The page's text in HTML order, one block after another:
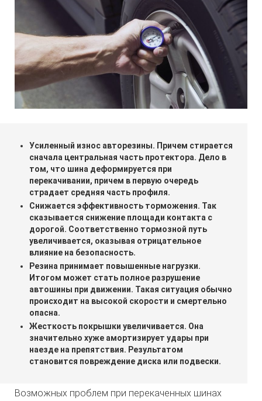
Усиленный износ авторезины. Причем стирается
сначала центральная часть протектора. Дело в
том, что шина деформируется при
перекачивании, причем в первую очередь
страдает средняя часть профиля.
Снижается эффективность торможения. Так
сказывается снижение площади контакта с
дорогой. Соответственно тормозной путь
увеличивается, оказывая отрицательное
влияние на безопасность.
Резина принимает повышенные нагрузки.
Итогом может стать полное разрушение
автошины при движении. Такая ситуация обычно
происходит на высокой скорости и смертельно
опасна.
Жесткость покрышки увеличивается. Она
значительно хуже амортизирует удары при
наезде на препятствия. Результатом
становится повреждение диска или подвески.
Возможных проблем при перекаченных шинах